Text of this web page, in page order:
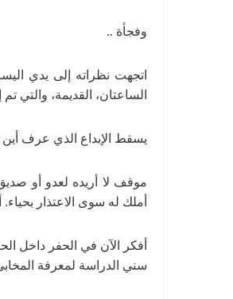
وفجأة ..
اتجهت نظراته إلى يدي
الساعتان، القديمة، والتي
يسقط الإبداع الذي عرف
موقف لا أريده لعدو أو
أملك له سوى الاعتذار
أفكر الآن في الحفر داخل
سني الدراسة لمعرفة